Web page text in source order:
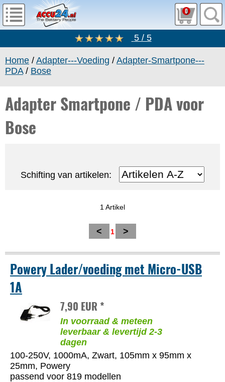
0
5 / 5
Home / Adapter---Voeding / Adapter-Smartpone---
PDA/ Bose
Adapter Smartpone / PDA voor
Bose
Schifting van artikelen:
1 Artikel
< 1 >
Powery Lader/voeding met Micro-USB
1A
7,90 EUR *
In voorraad & meteen
leverbaar & levertijd 2-3
dagen
100-250V, 1000mA, Zwart, 105mm x 95mm x
25mm, Powery
passend voor 819 modellen